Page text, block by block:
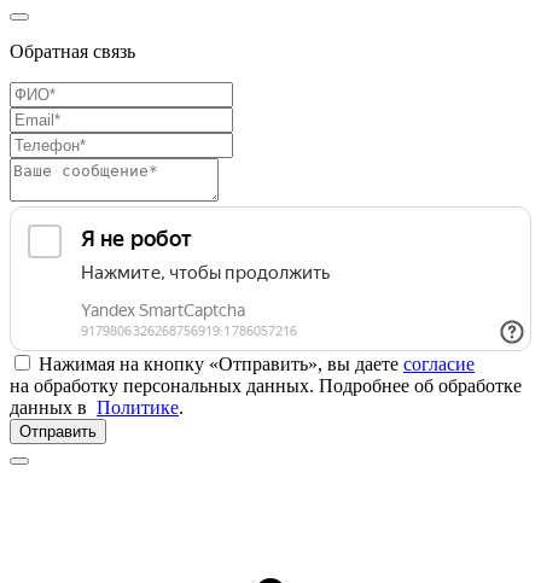
Обратная связь
Нажимая на кнопку «Отправить», вы даете согласие
на обработку персональных данных. Подробнее об обработке
данных в Политике.
Отправить